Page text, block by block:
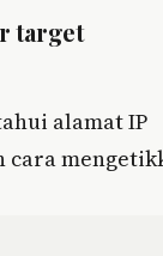
target
alamat IP
cara